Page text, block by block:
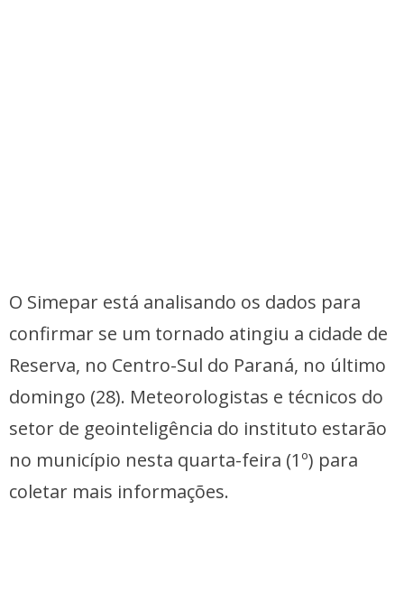
O Simepar está analisando os dados para
confirmar se um tornado atingiu a cidade de
Reserva, no Centro-Sul do Paraná, no último
domingo (28). Meteorologistas e técnicos do
setor de geointeligência do instituto estarão
no município nesta quarta-feira (1º) para
coletar mais informações.